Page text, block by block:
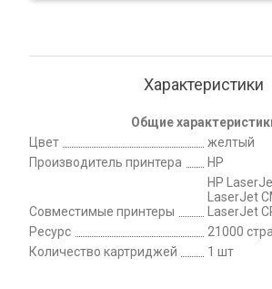
Характеристики
Общие
Цвет
желтый
Производитель принтера
HP
Совместимые принтеры
HP
LaserJet
LaserJet
Ресурс
21000
Количество картриджей
1 шт